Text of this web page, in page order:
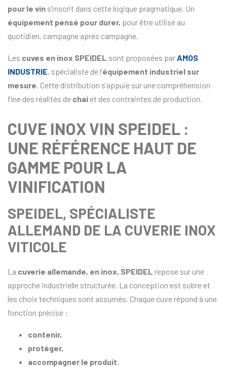
pour le vin s’inscrit dans cette logique pragmatique. Un
équipement pensé pour durer, pour être utilisé au
quotidien, campagne après campagne.
Les cuves en inox SPEIDEL sont proposées parAMOS
INDUSTRIE, spécialiste de l’équipement industriel sur
mesure. Cette distribution s’appuie sur une compréhension
fine des réalités de chai et des contraintes de production.
CUVE INOX VIN SPEIDEL :
UNE RÉFÉRENCE HAUT DE
GAMME POUR LA
VINIFICATION
SPEIDEL, SPÉCIALISTE
ALLEMAND DE LA CUVERIE INOX
VITICOLE
La cuverie allemande, en inox, SPEIDEL repose sur une
approche industrielle structurée. La conception est sobre et
les choix techniques sont assumés. Chaque cuve répond à une
fonction précise :
contenir,
protéger,
accompagner le produit.